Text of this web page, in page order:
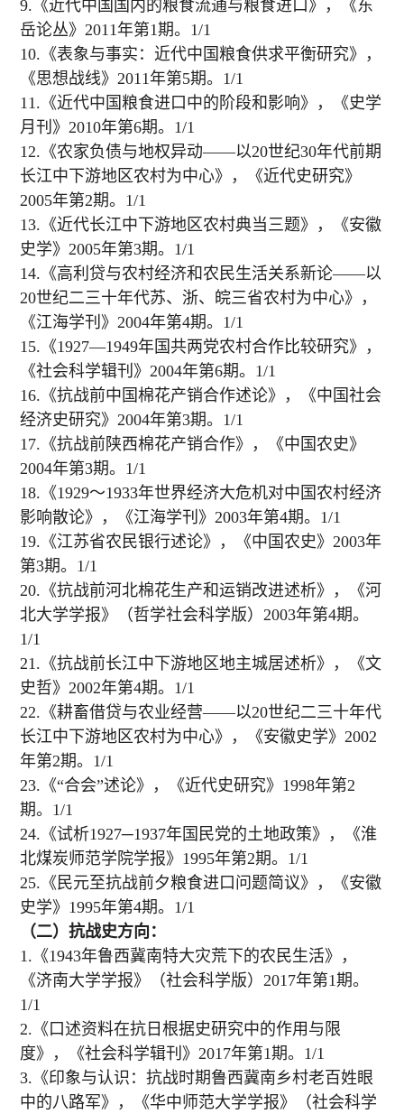
9.《近代中国国内的粮食流通与粮食进口》，《东
岳论丛》2011年第1期。1/1
10.《表象与事实：近代中国粮食供求平衡研究》，
《思想战线》2011年第5期。1/1
11.《近代中国粮食进口中的阶段和影响》，《史学
月刊》2010年第6期。1/1
12.《农家负债与地权异动——以20世纪30年代前期
长江中下游地区农村为中心》，《近代史研究》
2005年第2期。1/1
13.《近代长江中下游地区农村典当三题》，《安徽
史学》2005年第3期。1/1
14.《高利贷与农村经济和农民生活关系新论——以
20世纪二三十年代苏、浙、皖三省农村为中心》，
《江海学刊》2004年第4期。1/1
15.《1927—1949年国共两党农村合作比较研究》，
《社会科学辑刊》2004年第6期。1/1
16.《抗战前中国棉花产销合作述论》，《中国社会
经济史研究》2004年第3期。1/1
17.《抗战前陕西棉花产销合作》，《中国农史》
2004年第3期。1/1
18.《1929～1933年世界经济大危机对中国农村经济
影响散论》，《江海学刊》2003年第4期。1/1
19.《江苏省农民银行述论》，《中国农史》2003年
第3期。1/1
20.《抗战前河北棉花生产和运销改进述析》，《河
北大学学报》（哲学社会科学版）2003年第4期。
1/1
21.《抗战前长江中下游地区地主城居述析》，《文
史哲》2002年第4期。1/1
22.《耕畜借贷与农业经营——以20世纪二三十年代
长江中下游地区农村为中心》，《安徽史学》2002
年第2期。1/1
23.《“合会”述论》，《近代史研究》1998年第2
期。1/1
24.《试析1927─1937年国民党的土地政策》，《淮
北煤炭师范学院学报》1995年第2期。1/1
25.《民元至抗战前夕粮食进口问题简议》，《安徽
史学》1995年第4期。1/1
（二）抗战史方向：
1.《1943年鲁西冀南特大灾荒下的农民生活》，
《济南大学学报》（社会科学版）2017年第1期。
1/1
2.《口述资料在抗日根据史研究中的作用与限
度》，《社会科学辑刊》2017年第1期。1/1
3.《印象与认识：抗战时期鲁西冀南乡村老百姓眼
中的八路军》，《华中师范大学学报》（社会科学